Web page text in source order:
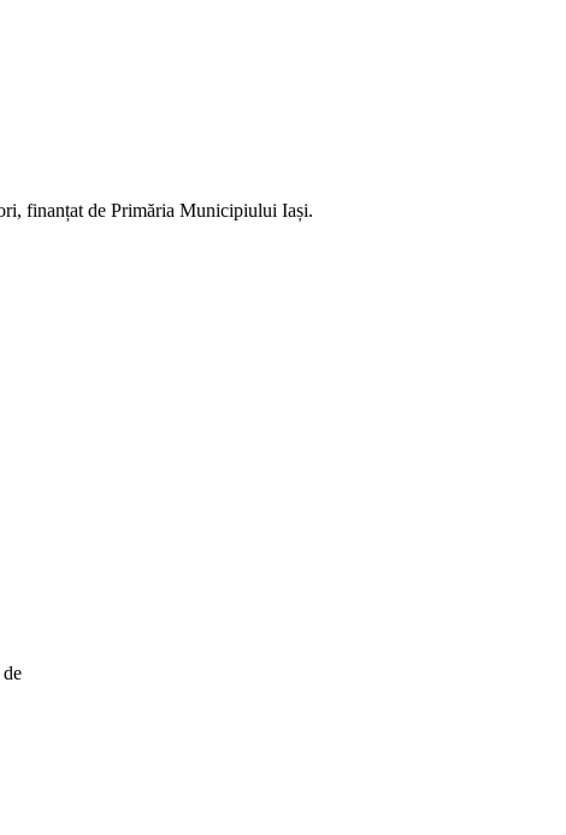
finanțat de Primăria Municipiului Iași.